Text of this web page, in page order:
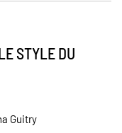
STYLE DU
Guitry